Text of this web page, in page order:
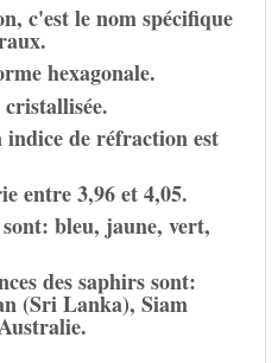
c'est le nom spécifique
hexagonale.
indice de réfraction est
entre 3,96 et 4,05.
bleu, jaune, vert,
des saphirs sont:
(Sri Lanka), Siam